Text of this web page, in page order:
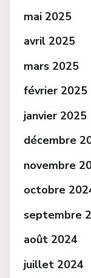
mai 2025
avril 2025
mars 2025
février 2025
janvier 2025
décembre
novembre
octobre
septembre
août 2024
juillet 2024